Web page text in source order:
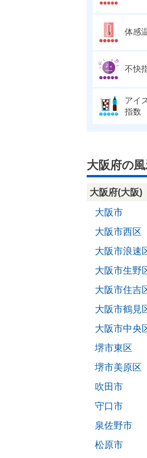
体感
不快
アイ
指数
大阪府の
大阪府(大阪)
大阪市
大阪市西区
大阪市浪速
大阪市生野
大阪市住吉
大阪市鶴見
大阪市中央
堺市東区
堺市美原区
吹田市
守口市
泉佐野市
松原市